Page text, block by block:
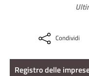
Condividi
Registro delle
Registro delle